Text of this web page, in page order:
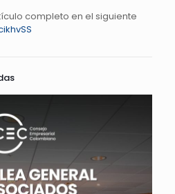
completo en el siguiente